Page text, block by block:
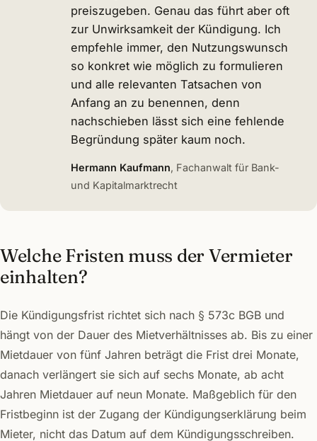
preiszugeben. Genau das führt aber oft
zur Unwirksamkeit der Kündigung. Ich
empfehle immer, den Nutzungswunsch
so konkret wie möglich zu formulieren
und alle relevanten Tatsachen von
Anfang an zu benennen, denn
nachschieben lässt sich eine fehlende
Begründung später kaum noch.
Hermann Kaufmann, Fachanwalt für Bank-
und Kapitalmarktrecht
Welche Fristen muss der Vermieter
einhalten?
Die Kündigungsfrist richtet sich nach § 573c BGB und
hängt von der Dauer des Mietverhältnisses ab. Bis zu einer
Mietdauer von fünf Jahren beträgt die Frist drei Monate,
danach verlängert sie sich auf sechs Monate, ab acht
Jahren Mietdauer auf neun Monate. Maßgeblich für den
Fristbeginn ist der Zugang der Kündigungserklärung beim
Mieter, nicht das Datum auf dem Kündigungsschreiben.